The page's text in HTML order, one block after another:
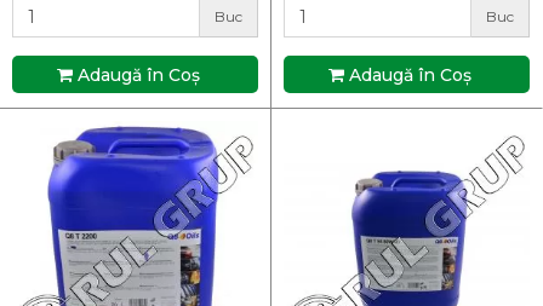
Buc
Adaugă în Coş
Buc
Adaugă în Coş